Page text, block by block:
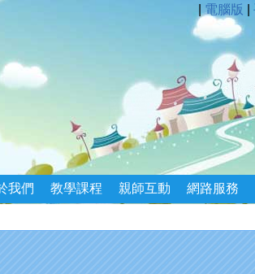
我們 教學課程 親師互動 網路服務
電腦版